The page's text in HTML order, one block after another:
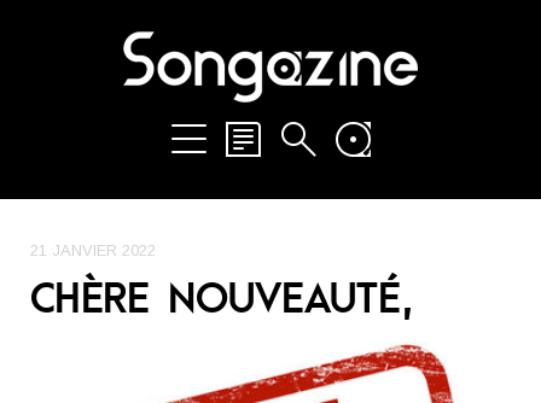
21 JANVIER 2022
CHÈRE NOUVEAUTÉ,